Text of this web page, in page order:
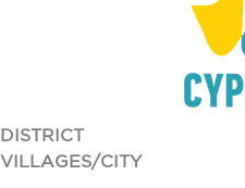
DISTRICT
VILLAGES/CITY